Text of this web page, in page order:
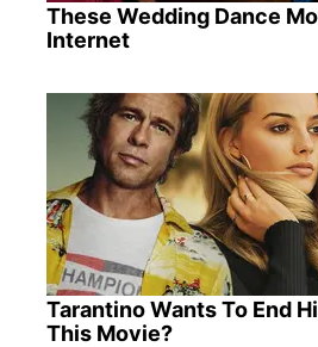
These Wedding Dance
Internet
Tarantino Wants To End
This Movie?